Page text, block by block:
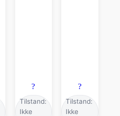
?
Tilstand:
Ikke
?
Tilstand:
Ikke